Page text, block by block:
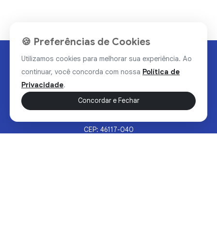
CEP: 46117-040
🍪 Preferências de Cookies
Utilizamos cookies para melhorar sua experiência. Ao
continuar, você concorda com nossa Política de
Privacidade.
Concordar e Fechar